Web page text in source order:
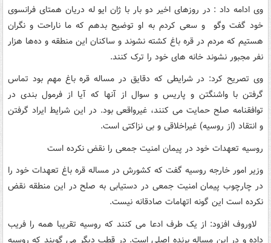
وی ادامه داد : در روزهای اخیر دو بار با ژان ایو له دریان همتای فرانسوی
خود گفت وگو و سعی کردم به او توضیح بدهم که ما ناراحت و نگران
هستیم که مردم در قره باغ کشته نشوند و ساکنان این منطقه و ده‌ها هزار
نفر مجبور نشوند خانه های خود را ترک کنند.
وی تصریح کرد: در شرایطی که دقایق در مساله قره باغ مهم بود تماس
گرفتن با واشنگتن و پاریس و سوال از آنها که آیا از فرمول بندی در
توافقنامه صلح حمایت می کنند، غیرواقعی بود. در این شرایط ایراد گرفتن
و انتقاد (از روسیه) غیراخلاقی و بی نزاکتی است.
روسیه تعهدات خود در پیمان امنیت جمعی را نقض نکرده است
وزیر امور خارجه روسیه گفت که کشورش در مساله قره باغ تعهدات خود را
در چارچوب پیمان امنیت جمعی در دستیابی به صلح در این منطقه نقض
نکرده است این گونه اتهامات صادقانه نیست.
لاوروف افزود: از یک طرف ادعا می کنند که روسیه تقریبا همه را فریب
داده و در این مساله برنده اصلی است. در قطب دیگر می گویند که روسیه